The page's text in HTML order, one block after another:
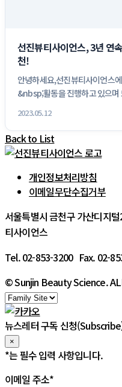
선진뷰티사이언스, 3년 연
천!
안녕하세요,선진뷰티사이언스
&nbsp;활동을 진행하고 있으며
2023.05.12
Back to List
개인정보처리방침
이메일무단수집거부
서울특별시 금천구 가산디지
티사이언스
Tel. 02-853-3200 Fax. 02-
© Sunjin Beauty Science.
뉴스레터 구독 신청
×
*는 필수 입력 사항입니다.
이메일 주소*